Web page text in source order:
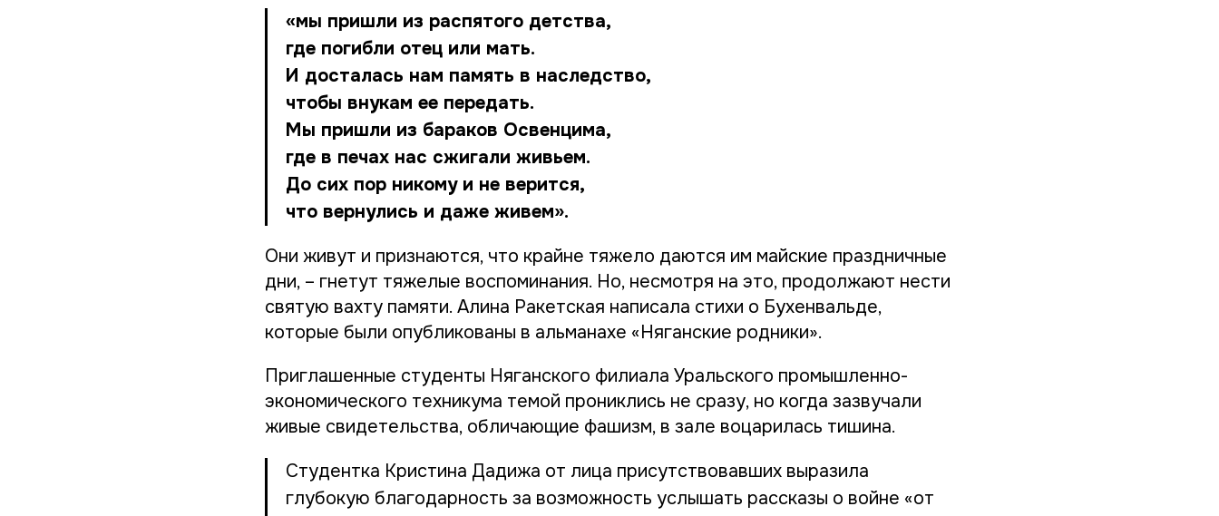
«мы пришли из распятого детства,
где погибли отец или мать.
И досталась нам память в наследство,
чтобы внукам ее передать.
Мы пришли из бараков Освенцима,
где в печах нас сжигали живьем.
До сих пор никому и не верится,
что вернулись и даже живем».
Они живут и признаются, что крайне тяжело даются им майские праздничные
дни, – гнетут тяжелые воспоминания. Но, несмотря на это, продолжают нести
святую вахту памяти. Алина Ракетская написала стихи о Бухенвальде,
которые были опубликованы в альманахе «Няганские родники».
Приглашенные студенты Няганского филиала Уральского промышленно-
экономического техникума темой прониклись не сразу, но когда зазвучали
живые свидетельства, обличающие фашизм, в зале воцарилась тишина.
Студентка Кристина Дадижа от лица присутствовавших выразила
глубокую благодарность за возможность услышать рассказы о войне «от